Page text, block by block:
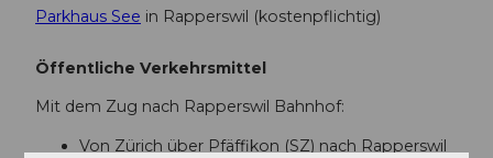
Parkhaus See in Rapperswil (kostenpflichtig)
Öffentliche Verkehrsmittel
Mit dem Zug nach Rapperswil Bahnhof:
Von Zürich über Pfäffikon (SZ) nach Rapperswil